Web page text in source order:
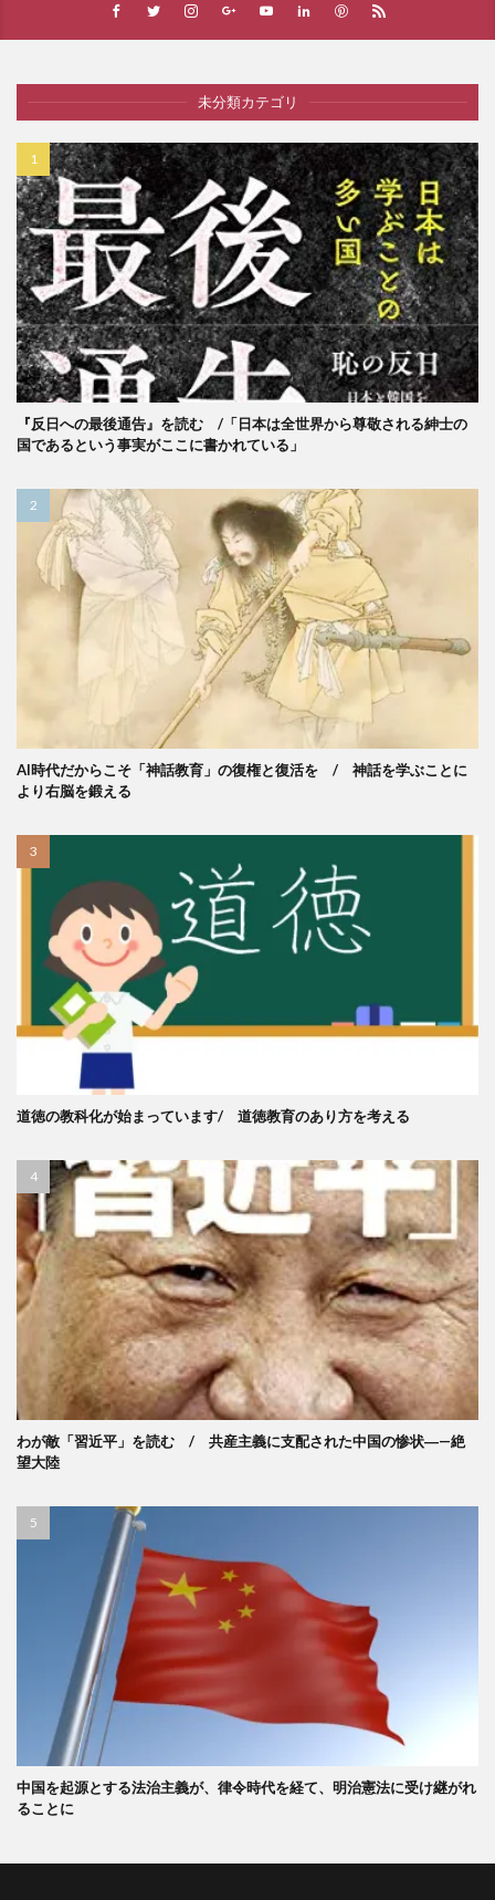
未分類カテゴリ
『反日への最後通告』を読む /「日本は全世界から尊敬される紳士の
国であるという事実がここに書かれている」
AI時代だからこそ「神話教育」の復権と復活を / 神話を学ぶことに
より右脳を鍛える
道徳の教科化が始まっています/ 道徳教育のあり方を考える
わが敵「習近平」を読む / 共産主義に支配された中国の惨状―—絶
望大陸
中国を起源とする法治主義が、律令時代を経て、明治憲法に受け継がれ
ることに